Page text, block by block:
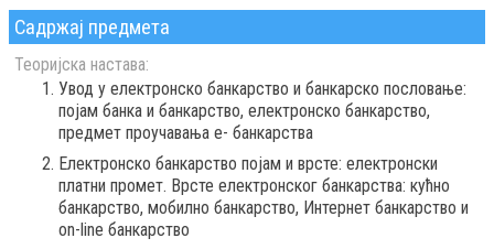
Садржај предмета
Теоријска настава:
Увод у електронско банкарство и банкарско пословање:
појам банка и банкарство, електронско банкарство,
предмет проучавања е- банкарства
Електронско банкарство појам и врсте: електронски
платни промет. Врсте електронског банкарства: кућно
банкарство, мобилно банкарство, Интернет банкарство и
on-line банкарство